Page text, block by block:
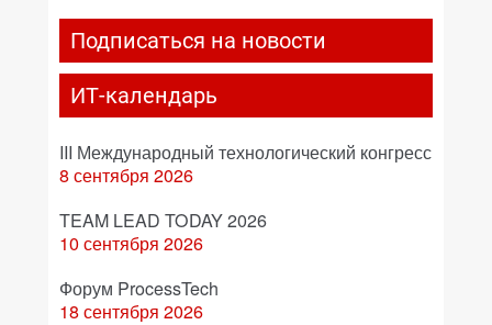
Подписаться на новости
ИТ-календарь
III Международный технологический конгресс
8 сентября 2026
TEAM LEAD TODAY 2026
10 сентября 2026
Форум ProcessTech
18 сентября 2026